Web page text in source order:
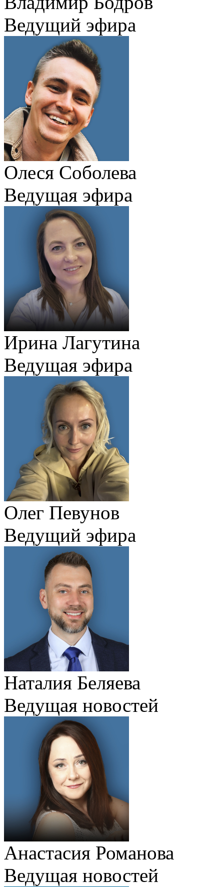
Ведущий эфира
Олеся Соболева
Ведущая эфира
Ирина Лагутина
Ведущая эфира
Олег Певунов
Ведущий эфира
Наталия Беляева
Ведущая новостей
Анастасия Романова
Ведущая новостей